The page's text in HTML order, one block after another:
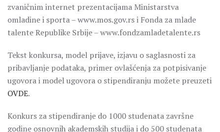
zvaničnim internet prezentacijama Ministarstva
omladine i sporta – www.mos.gov.rs i Fonda za mlade
talente Republike Srbije – www.fondzamladetalente.rs
Tekst konkursa, model prijave, izjavu o saglasnosti za
pribavljanje podataka, primer ovlašćenja za potpisivanje
ugovora i model ugovora o stipendiranju možete preuzeti
OVDE.
Konkurs za stipendiranje do 1000 studenata završne
godine osnovnih akademskih studija i do 500 studenata